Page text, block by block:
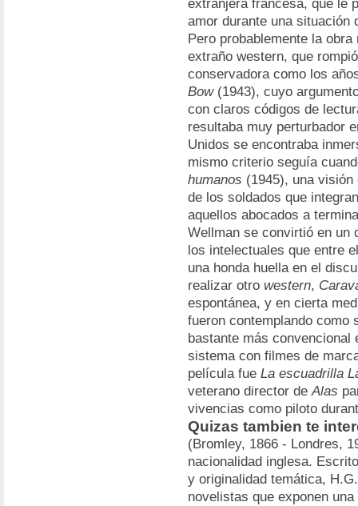
extranjera francesa, que le
amor durante una situación
Pero probablemente la
extraño western, que
conservadora como los
Bow(1943), cuyo
con claros códigos de
resultaba muy perturbador
Unidos se encontraba
mismo criterio seguía
humanos (1945), una
de los soldados que
aquellos abocados a
Wellman se convirtió en un
los intelectuales que entre
una honda huella en el
realizar otro western,
espontánea, y en cierta
fueron contemplando como
bastante más
sistema con filmes de
película fue La escuadrilla
veterano director deAlas
vivencias como piloto
Quizas tambien te
(Bromley, 1866 - Londres,
nacionalidad inglesa.
y originalidad temática,
novelistas que exponen